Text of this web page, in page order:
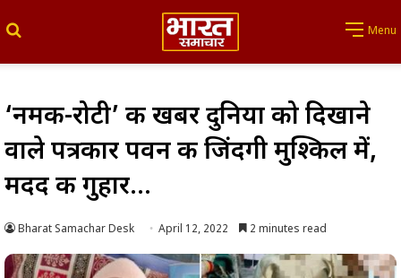
Menu
‘नमक-रोटी’ की खबर दुनिया को दिखाने
वाले पत्रकार पवन की जिंदगी मुश्किल में,
मदद की गुहार…
Bharat Samachar Desk April 12, 2022 2 minutes read